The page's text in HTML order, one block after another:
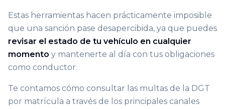
Estas herramientas hacen prácticamente imposible
que una sanción pase desapercibida, ya que puedes
revisar el estado de tu vehículo en cualquier
momento y mantenerte al día con tus obligaciones
como conductor.
Te contamos cómo consultar las multas de la DGT
por matrícula a través de los principales canales